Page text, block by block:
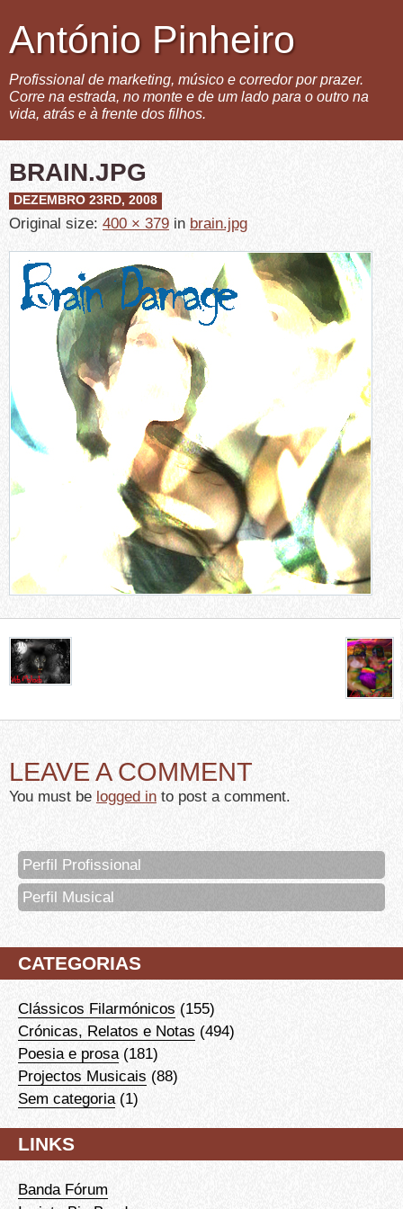
António Pinheiro
Profissional de marketing, músico e corredor por prazer.
Corre na estrada, no monte e de um lado para o outro na
vida, atrás e à frente dos filhos.
BRAIN.JPG
DEZEMBRO 23RD, 2008
Original size: 400 × 379 in brain.jpg
LEAVE A COMMENT
You must be logged in to post a comment.
Perfil Profissional
Perfil Musical
CATEGORIAS
Clássicos Filarmónicos (155)
Crónicas, Relatos e Notas (494)
Poesia e prosa(181)
Projectos Musicais (88)
Sem categoria(1)
LINKS
Banda Fórum